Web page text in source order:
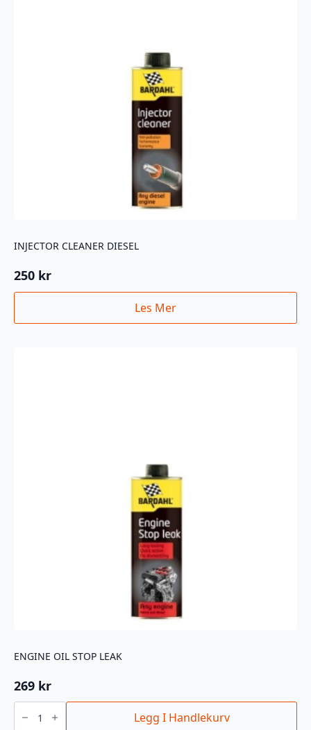
INJECTOR CLEANER DIESEL
250 kr
Les Mer
ENGINE OIL STOP LEAK
269 kr
ENGINE
OIL Legg I Handlekurv